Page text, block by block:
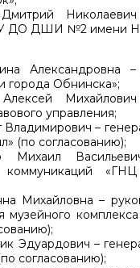
Николаевич
ДО ДШИ №2 имени
Александровна
города Обнинска»;
Михайлович
управления;
–
(по согласованию);
Михаил
коммуникаций
Михайловна –
музейного
Эдуардович –
согласованию);